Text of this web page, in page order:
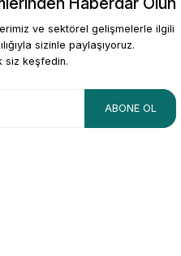
ve sektörel gelişmelerle ilgili
sizinle paylaşıyoruz.
siz keşfedin.
ABONE OL